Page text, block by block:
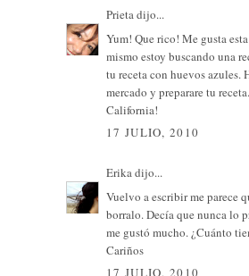
Prietadijo...
Yum! Que rico! Me gusta
mismo estoy buscando una
tu receta con huevos azules.
mercado y preparare tu
California!
17 JULIO, 2010
Erikadijo...
Vuelvo a escribir me parece
borralo. Decía que nunca lo
me gustó mucho. ¿Cuánto
Cariños
17 JULIO, 2010